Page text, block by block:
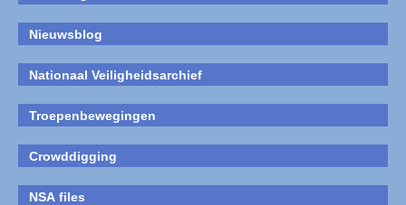
Nieuwsblog
Nationaal Veiligheidsarchief
Troepenbewegingen
Crowddigging
NSA files